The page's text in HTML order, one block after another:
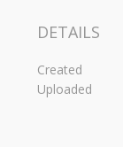
DETAILS
Created
Uploaded